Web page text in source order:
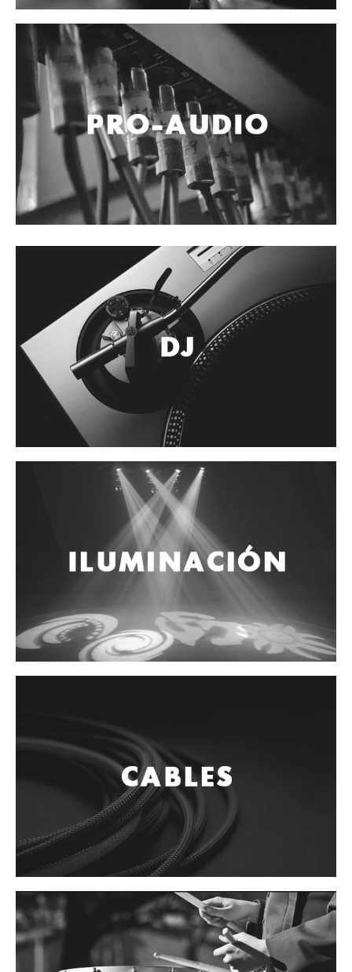
Sonido
Parlante
Video y USB
Espigas y conectores
Accesorios
Otros Instrumentos de Cuerdas
Ukulele
Mandolina
Banjo
Cuerdas
Guitarra Metal
Guitarra Nylon
Guitarra Electrica
Violin
Otros instrumentos de arco
Otros instrumentos de Cuerdas